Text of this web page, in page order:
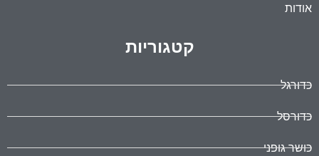
אודות
קטגוריות
כדורגל
כדורסל
כושר גופני